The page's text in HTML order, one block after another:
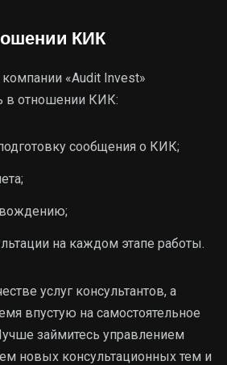
КИК
«Audit Invest»
в отношении КИК:
сообщения о КИК;
на каждом этапе работы.
услуг консультантов, а
впустую на самостоятельное
займитесь управлением
новых консультационных тем и